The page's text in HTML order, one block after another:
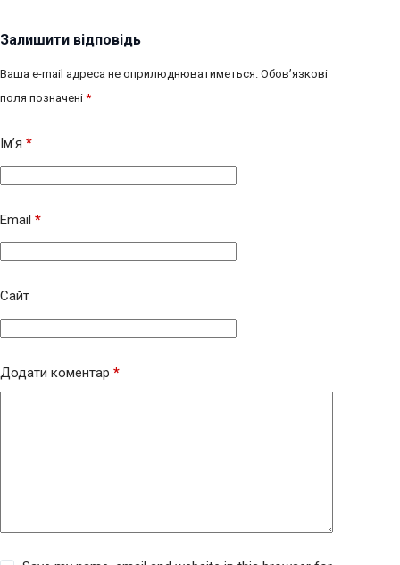
Залишити відповідь
Ваша e-mail адреса не оприлюднюватиметься. Обов’язкові
поля позначені *
Ім’я *
Email *
Сайт
Додати коментар *